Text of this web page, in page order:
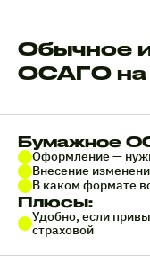
Обычное
ОСАГО на
Бумажное
Оформление —
Внесение
В каком формате
Плюсы:
Удобно, если
страховой